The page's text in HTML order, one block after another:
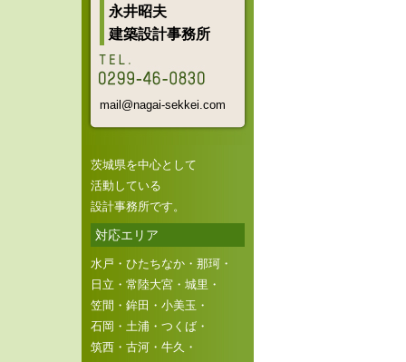
永井昭夫
建築設計事務所
mail@nagai-sekkei.com
茨城県を中心として
活動している
設計事務所です。
対応エリア
水戸・ひたちなか・那珂・
日立・常陸大宮・城里・
笠間・鉾田・小美玉・
石岡・土浦・つくば・
筑西・古河・牛久・